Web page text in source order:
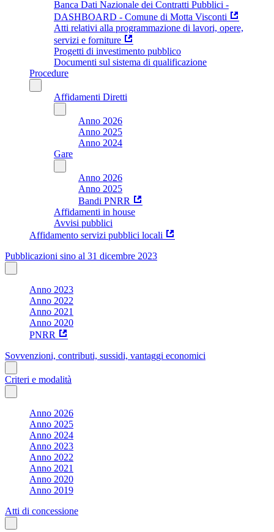
Banca Dati Nazionale dei Contratti Pubblici -
DASHBOARD - Comune di Motta Visconti
Atti relativi alla programmazione di lavori, opere,
servizi e forniture
Progetti di investimento pubblico
Documenti sul sistema di qualificazione
Procedure
Affidamenti Diretti
Anno 2026
Anno 2025
Anno 2024
Gare
Anno 2026
Anno 2025
Bandi PNRR
Affidamenti in house
Avvisi pubblici
Affidamento servizi pubblici locali
Pubblicazioni sino al 31 dicembre 2023
Anno 2023
Anno 2022
Anno 2021
Anno 2020
PNRR
Sovvenzioni, contributi, sussidi, vantaggi economici
Criteri e modalità
Anno 2026
Anno 2025
Anno 2024
Anno 2023
Anno 2022
Anno 2021
Anno 2020
Anno 2019
Atti di concessione